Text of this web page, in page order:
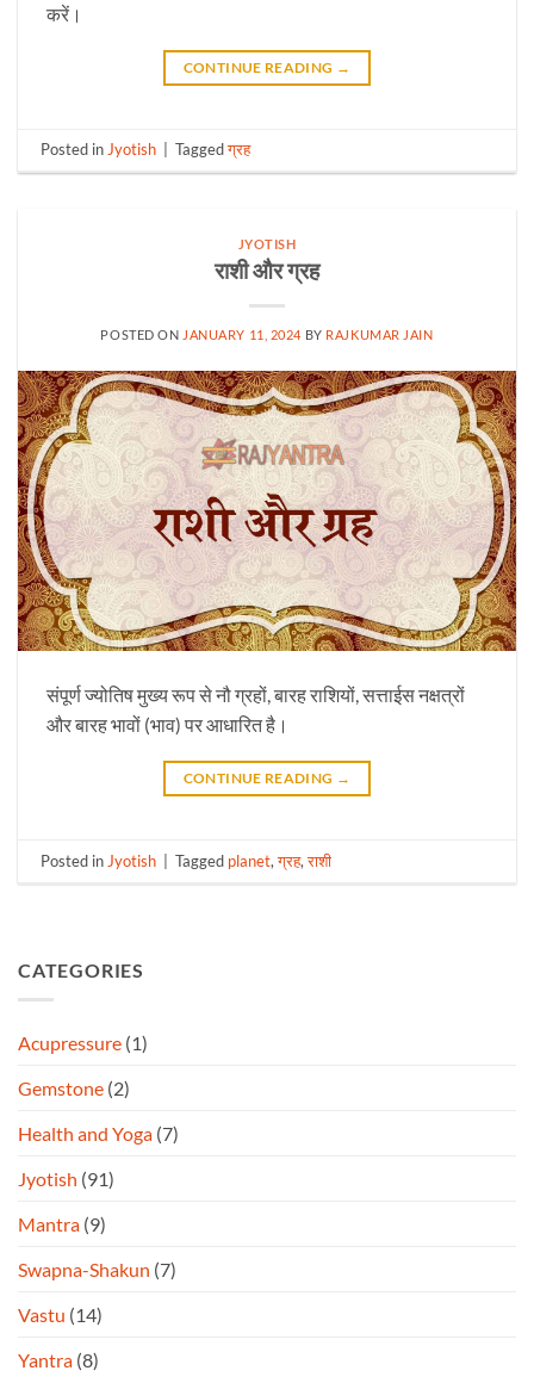
करें।
CONTINUE READING →
Posted in Jyotish Taggedग्रह
JYOTISH
राशी और ग्रह
POSTED ON JANUARY 11, 2024 BY RAJKUMAR JAIN
संपूर्ण ज्योतिष मुख्य रूप से नौ ग्रहों, बारह राशियों, सत्ताईस नक्षत्रों
और बारह भावों (भाव) पर आधारित है।
CONTINUE READING →
Posted in Jyotish | Tagged planet,ग्रह,राशी
CATEGORIES
Acupressure (1)
Gemstone (2)
Health and Yoga (7)
Jyotish (91)
Mantra (9)
Swapna-Shakun (7)
Vastu (14)
Yantra (8)